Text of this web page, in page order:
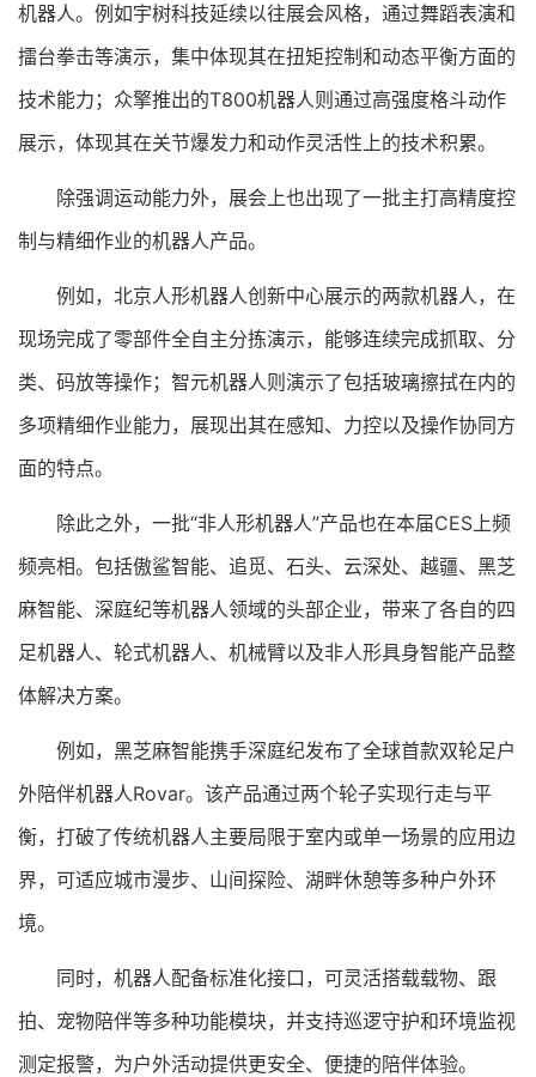
机器人。例如宇树科技延续以往展会风格，通过舞蹈表演和
擂台拳击等演示，集中体现其在扭矩控制和动态平衡方面的
技术能力；众擎推出的T800机器人则通过高强度格斗动作
展示，体现其在关节爆发力和动作灵活性上的技术积累。
除强调运动能力外，展会上也出现了一批主打高精度控
制与精细作业的机器人产品。
例如，北京人形机器人创新中心展示的两款机器人，在
现场完成了零部件全自主分拣演示，能够连续完成抓取、分
类、码放等操作；智元机器人则演示了包括玻璃擦拭在内的
多项精细作业能力，展现出其在感知、力控以及操作协同方
面的特点。
除此之外，一批“非人形机器人”产品也在本届CES上频
频亮相。包括傲鲨智能、追觅、石头、云深处、越疆、黑芝
麻智能、深庭纪等机器人领域的头部企业，带来了各自的四
足机器人、轮式机器人、机械臂以及非人形具身智能产品整
体解决方案。
例如，黑芝麻智能携手深庭纪发布了全球首款双轮足户
外陪伴机器人Rovar。该产品通过两个轮子实现行走与平
衡，打破了传统机器人主要局限于室内或单一场景的应用边
界，可适应城市漫步、山间探险、湖畔休憩等多种户外环
境。
同时，机器人配备标准化接口，可灵活搭载载物、跟
拍、宠物陪伴等多种功能模块，并支持巡逻守护和环境监视
测定报警，为户外活动提供更安全、便捷的陪伴体验。